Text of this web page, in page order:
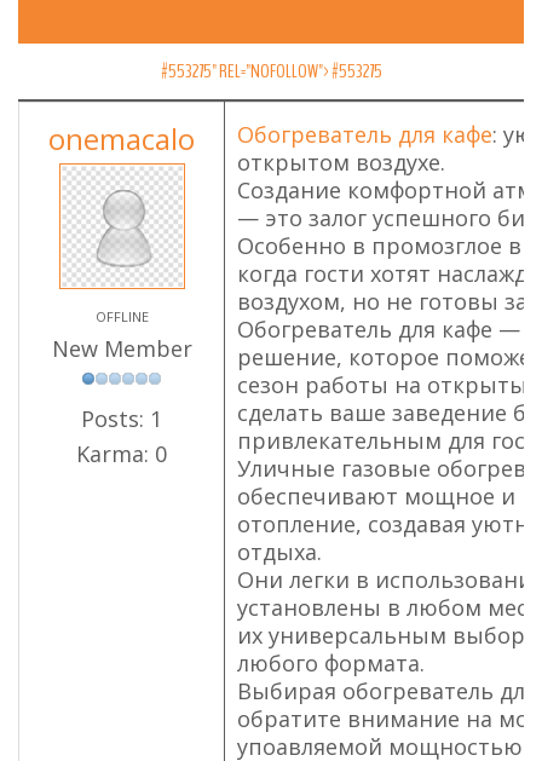
#553275" REL="NOFOLLOW">#553275
onemacalo
OFFLINE
New Member
Posts: 1
Karma: 0
Обогреватель для кафе:
открытом воздухе.
Создание комфортной
— это залог успешного
Особенно в промозглое
когда гости хотят
воздухом, но не готовы
Обогреватель для кафе —
решение, которое
сезон работы на открытых
сделать ваше заведение
привлекательным для
Уличные газовые
обеспечивают мощное и
отопление, создавая
отдыха.
Они легки в
установлены в любом
их универсальным
любого формата.
Выбирая обогреватель для
обратите внимание на
упоавляемой мощностью